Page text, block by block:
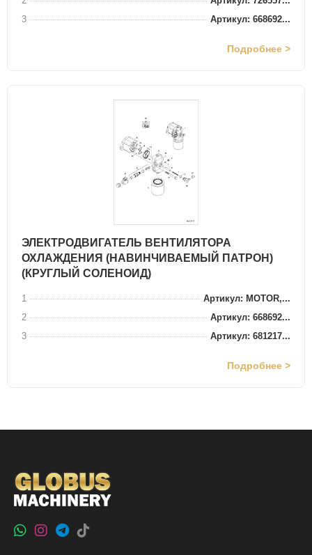
3
Артикул: 668692...
Подробнее >
ЭЛЕКТРОДВИГАТЕЛЬ ВЕНТИЛЯТОРА
ОХЛАЖДЕНИЯ (НАВИНЧИВАЕМЫЙ ПАТРОН)
(КРУГЛЫЙ СОЛЕНОИД)
1
Артикул: MOTOR,...
2
Артикул: 668692...
3
Артикул: 681217...
Подробнее >